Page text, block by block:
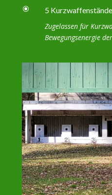
\
5
Zugelassen für
Bewegungsenergie